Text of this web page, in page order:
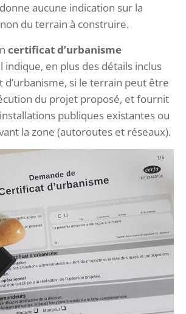
aucune indication sur la
du terrain à construire.
certificat d’urbanisme
indique, en plus des détails inclus
d’urbanisme, si le terrain peut être
du projet proposé, et fournit
publiques existantes ou
la zone (autoroutes et réseaux).